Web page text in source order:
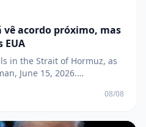
acordo próximo, mas
EUA
in the Strait of Hormuz, as
June 15, 2026.
wp-08/08